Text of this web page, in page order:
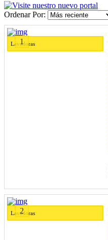
Ordenar Por
1
Lavadoras
2
Lavadoras